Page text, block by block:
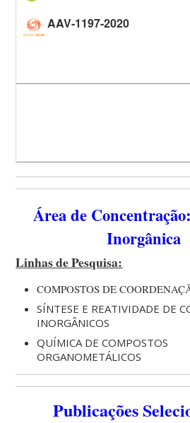
AAV-1197-2020
Área de
Inorgânica
Linhas de Pesquisa:
COMPOSTOS DE
SÍNTESE E REATIVIDADE DE
INORGÂNICOS
QUÍMICA DE COMPOSTOS
ORGANOMETÁLICOS
Publicações